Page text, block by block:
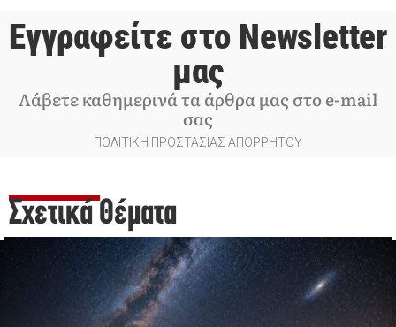
Εγγραφείτε στο Newsletter
μας
Λάβετε καθημερινά τα άρθρα μας στο e-mail
σας
ΠΟΛΙΤΙΚΗ ΠΡΟΣΤΑΣΙΑΣ ΑΠΟΡΡΗΤΟΥ
Σχετικά Θέματα